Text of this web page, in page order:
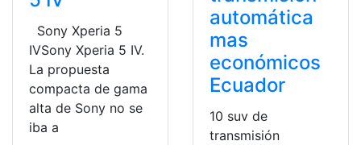
Sony Xperia 5
IVSony Xperia 5 IV.
La propuesta
compacta de gama
alta de Sony no se
iba a
automática
mas
económicos
Ecuador
10 suv de
transmisión